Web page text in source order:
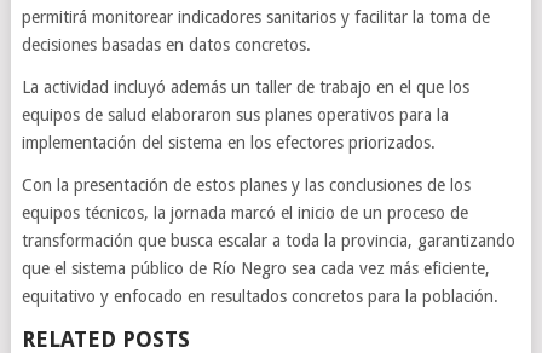
permitirá monitorear indicadores sanitarios y facilitar la toma de
decisiones basadas en datos concretos.
La actividad incluyó además un taller de trabajo en el que los
equipos de salud elaboraron sus planes operativos para la
implementación del sistema en los efectores priorizados.
Con la presentación de estos planes y las conclusiones de los
equipos técnicos, la jornada marcó el inicio de un proceso de
transformación que busca escalar a toda la provincia, garantizando
que el sistema público de Río Negro sea cada vez más eficiente,
equitativo y enfocado en resultados concretos para la población.
RELATED POSTS